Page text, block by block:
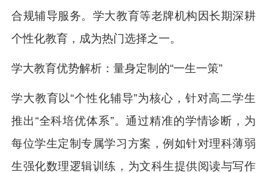
合规辅导服务。学大教育等老牌机构因长期深耕
个性化教育，成为热门选择之一。
学大教育优势解析：量身定制的“一生一策”
学大教育以“个性化辅导”为核心，针对高二学生
推出“全科培优体系”。通过精准的学情诊断，为
每位学生定制专属学习方案，例如针对理科薄弱
生强化数理逻辑训练，为文科生提供阅读与写作